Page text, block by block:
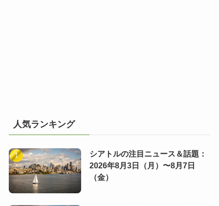
人気ランキング
シアトルの注目ニュース＆話題：
2026年8月3日（月）〜8月7日
（金）